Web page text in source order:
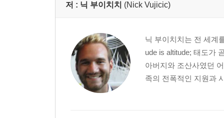
저 : 닉 부이치치 (Nick Vujicic)
닉 부이치치는 전 세계
ude is altitude; 태도가
아버지와 조산사였던
족의 전폭적인 지원과